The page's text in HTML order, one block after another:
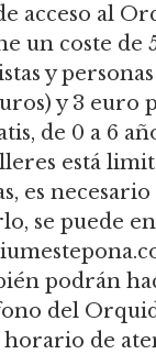
acceso al
un coste de
y
y 3 euro
de 0 a 6
está
es
se puede
podrán
del
horario de